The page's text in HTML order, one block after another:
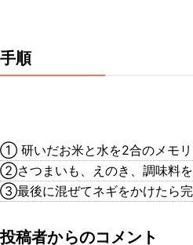
手順
① 研いだお米と水を2合のメモリ
②さつまいも、えのき、調味料
③最後に混ぜてネギをかけたら
投稿者からのコメント